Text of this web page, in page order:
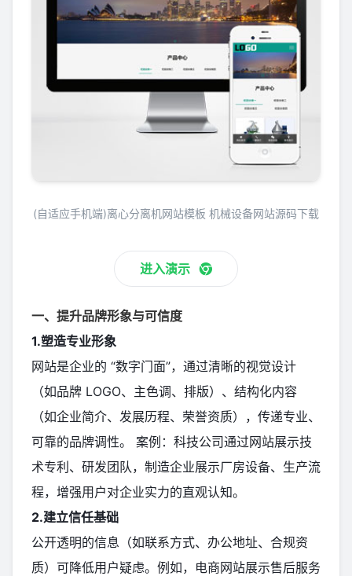
(自适应手机端)离心分离机网站模板 机械设备网站源码下载
进入演示
一、提升品牌形象与可信度
1.塑造专业形象
网站是企业的 “数字门面”，通过清晰的视觉设计
（如品牌 LOGO、主色调、排版）、结构化内容
（如企业简介、发展历程、荣誉资质），传递专业、
可靠的品牌调性。 案例：科技公司通过网站展示技
术专利、研发团队，制造企业展示厂房设备、生产流
程，增强用户对企业实力的直观认知。
2.建立信任基础
公开透明的信息（如联系方式、办公地址、合规资
质）可降低用户疑虑。例如，电商网站展示售后服务